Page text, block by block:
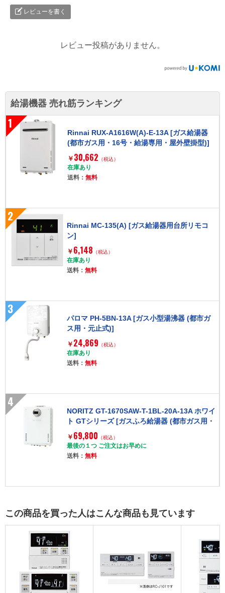
レビューを書く
レビュー投稿がありません。
給湯機器 売れ筋ランキング
1
Rinnai RUX-A1616W(A)-E-13A [ガス給湯器
(都市ガス用・16号・給湯専用・屋外壁掛型)]
￥ 30,662 （税込）
在庫あり
送料：無料
2
Rinnai MC-135(A) [ガス給湯器用台所リモコ
ン]
￥ 6,148 （税込）
在庫あり
送料：無料
3
パロマ PH-5BN-13A [ガス小型湯沸器 (都市ガ
ス用・元止式)]
￥ 24,869 （税込）
在庫あり
送料：無料
4
NORITZ GT-1670SAW-T-1BL-20A-13A ホワイ
ト GTシリーズ [ガスふろ給湯器 (都市ガス用・
PS扉内設置形・オート・16号)]
￥ 69,800 （税込）
最後の１つ ご注文はお早めに
送料：無料
この商品を買った人はこんな商品も見ています